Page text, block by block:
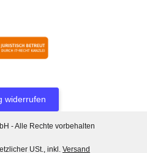
widerrufen
- Alle Rechte vorbehalten
USt., inkl. Versand